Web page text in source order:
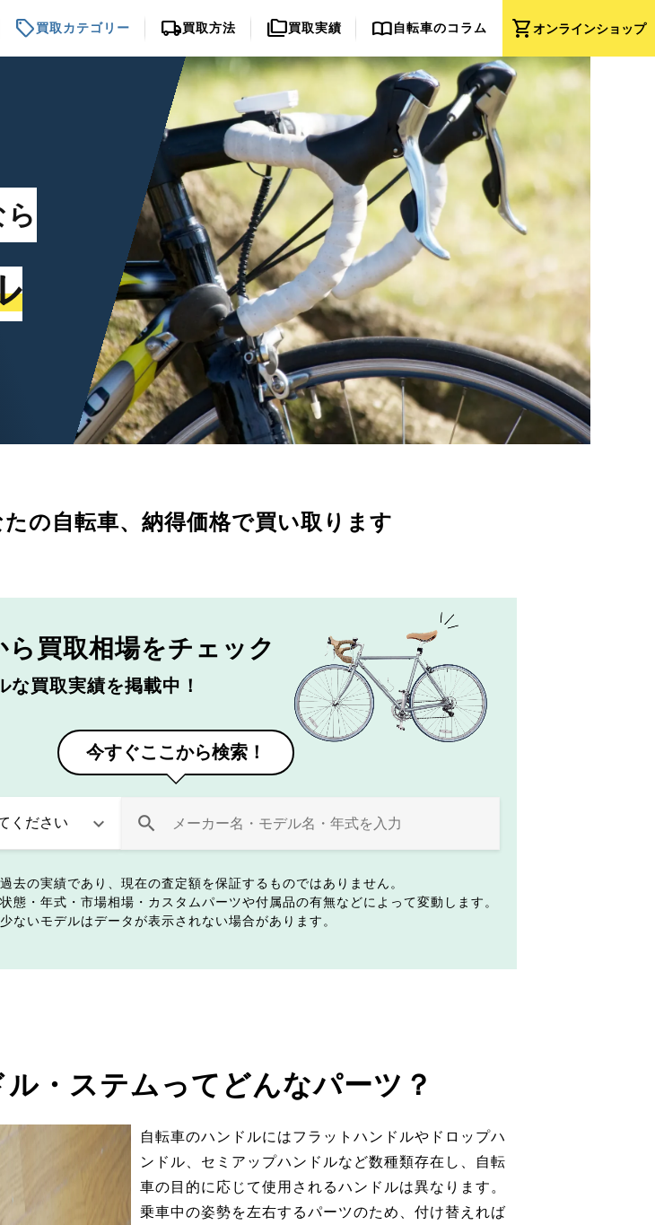
shopping_cartオンラインショップ
sell買取カテゴリー local_shipping買取方法 folder_copy買取実績 import_contacts自転車のコラム
ら
の自転車、 納得価格で買い取ります
ら 買取相場をチェック
な買取実績を掲載中！
今すぐここから検索！
去の実績であり、現在の査定額を保証するものではありません。
態・年式・市場相場・カスタムパーツや付属品の有無などによって変動します。
ないモデルはデータが表示されない場合があります。
・ステムってどんなパーツ？
自転車のハンドルにはフラットハンドルやドロップハ
ンドル、セミアップハンドルなど数種類存在し、自転
車の目的に応じて使用されるハンドルは異なります。
乗車中の姿勢を左右するパーツのため、付け替えれば